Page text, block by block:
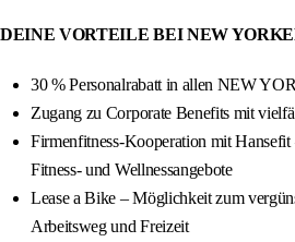
DEINE VORTEILE BEI NEW
30 % Personalrabatt in allen NEW
Zugang zu Corporate Benefits mit
Firmenfitness‑Kooperation mit
Fitness‑ und Wellnessangebote
Lease a Bike – Möglichkeit zum
Arbeitsweg und Freizeit